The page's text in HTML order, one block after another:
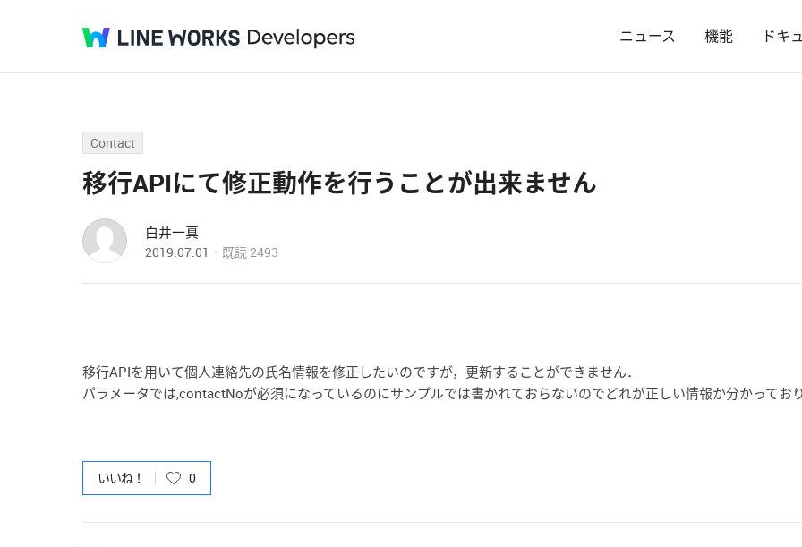
ニュース 機能 ドキ
Contact
移行APIにて修正動作を行うことが出来ません
白井一真
2019.07.01 既読2493
移行APIを用いて個人連絡先の氏名情報を修正したいのですが，更新することができません．
パラメータでは,contactNoが必須になっているのにサンプルでは書かれておらないのでどれが正しい情報か分かっており
いいね！ 0